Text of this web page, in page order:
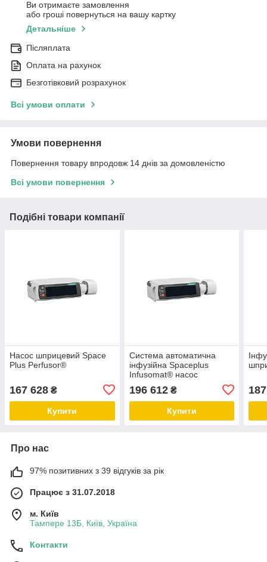
Ви отримаєте замовлення
або гроші повернуться на вашу картку
Детальніше
Післяплата
Оплата на рахунок
Безготівковий розрахунок
Всі умови оплати
Умови повернення
Повернення товару впродовж 14 днів за домовленістю
Всі умови повернення
Подібні товари компанії
Насос шприцевий Space
Plus Perfusor®
167 628 ₴
Купити
Система автоматична
інфузійна Spaceplus
Infusomat® насос
інфузійний
196 612₴
Купити
Про нас
97% позитивних з 39 відгуків за рік
Працює з 31.07.2018
м. Київ
Тампере 13Б, Київ, Україна
Контакти